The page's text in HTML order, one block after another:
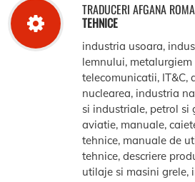
TRADUCERI AFGANA
TEHNICE
industria usoara,
lemnului, metalurgiem
telecomunicatii, IT&C,
nuclearea, industria
si industriale, petrol si
aviatie, manuale,
tehnice, manuale de
tehnice, descriere
utilaje si masini grele,